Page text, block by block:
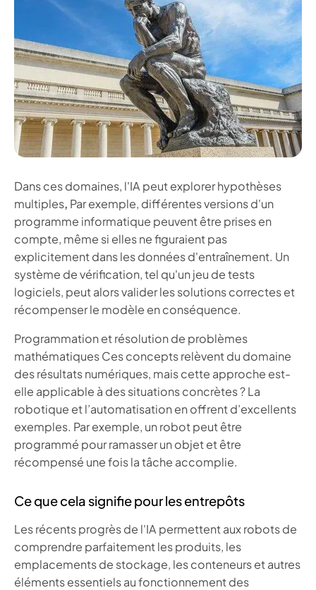
Dans ces domaines, l'IA peut explorerhypothèses
multiples, Par exemple, différentes versions d'un
programme informatique peuvent être prises en
compte, même si elles ne figuraient pas
explicitement dans les données d'entraînement. Un
système de vérification, tel qu'un jeu de tests
logiciels, peut alors valider les solutions correctes et
récompenser le modèle en conséquence.
Programmation et résolution de problèmes
mathématiquesCes concepts relèvent du domaine
des résultats numériques, mais cette approche est-
elle applicable à des situations concrètes ? La
robotique et l’automatisation en offrent d’excellents
exemples. Par exemple, un robot peut être
programmé pour ramasser un objet et être
récompensé une fois la tâche accomplie.
Ce que cela signifie pour les entrepôts
Les récents progrès de l'IA permettent aux robots de
comprendre parfaitement les produits, les
emplacements de stockage, les conteneurs et autres
éléments essentiels au fonctionnement des